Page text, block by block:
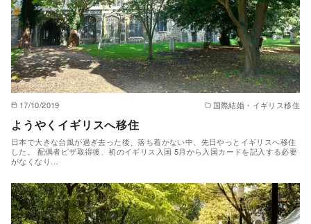
17/10/2019 国際結婚・イギリス移住
ようやくイギリスへ移住
日本で大きな台風が過ぎ去った後、落ち着かない中、先日やっとイギリスへ移住
した。 配偶者ビザ取得後、初のイギリス入国 5月から入国カードを記入する必要
がなくなり…